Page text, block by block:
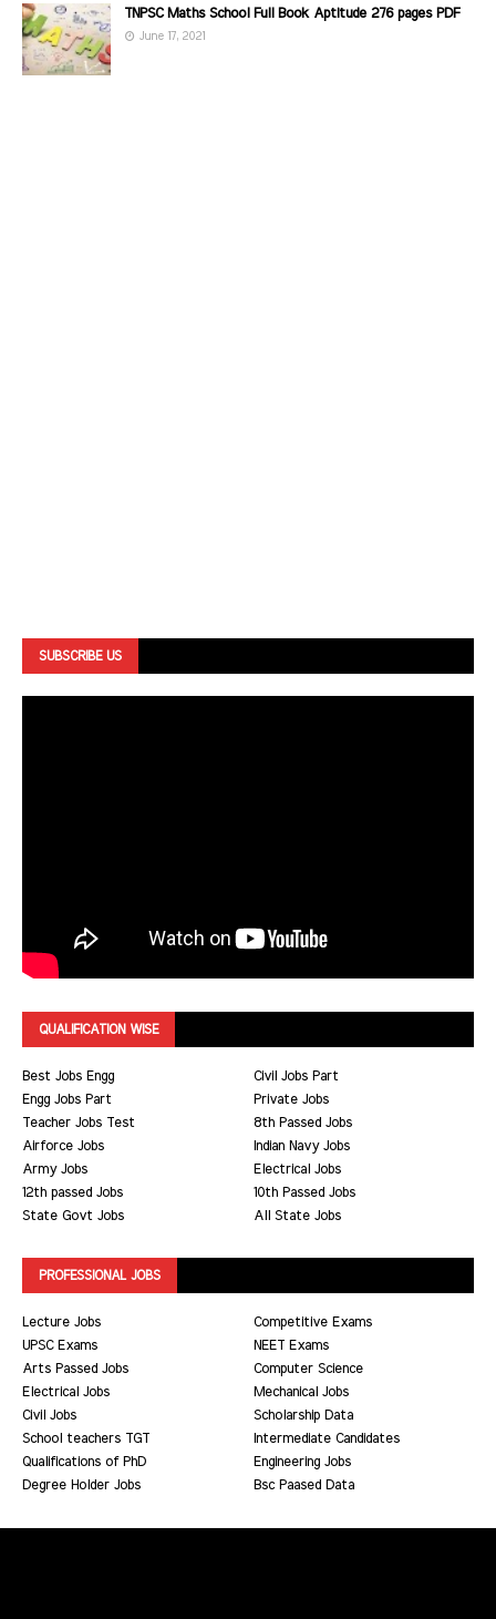
TNPSC Maths School Full Book Aptitude 276 pages PDF
June 17, 2021
SUBSCRIBE US
QUALIFICATION WISE
Best Jobs Engg
Civil Jobs Part
Engg Jobs Part
Private Jobs
Teacher Jobs Test
8th Passed Jobs
Airforce Jobs
Indian Navy Jobs
Army Jobs
Electrical Jobs
12th passed Jobs
10th Passed Jobs
State Govt Jobs
All State Jobs
PROFESSIONAL JOBS
Lecture Jobs
Competitive Exams
UPSC Exams
NEET Exams
Arts Passed Jobs
Computer Science
Electrical Jobs
Mechanical Jobs
Civil Jobs
Scholarship Data
School teachers TGT
Intermediate Candidates
Qualifications of PhD
Engineering Jobs
Degree Holder Jobs
Bsc Paased Data